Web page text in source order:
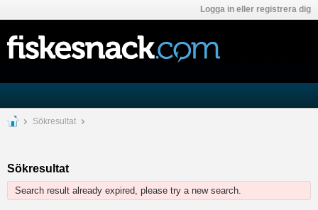
Logga in eller registrera dig
Sökresultat
Sökresultat
Search result already expired, please try a new search.